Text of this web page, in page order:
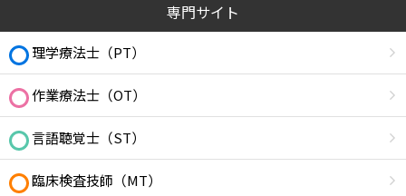
専門サイト
理学療法士（PT）
作業療法士（OT）
言語聴覚士（ST）
臨床検査技師（MT）